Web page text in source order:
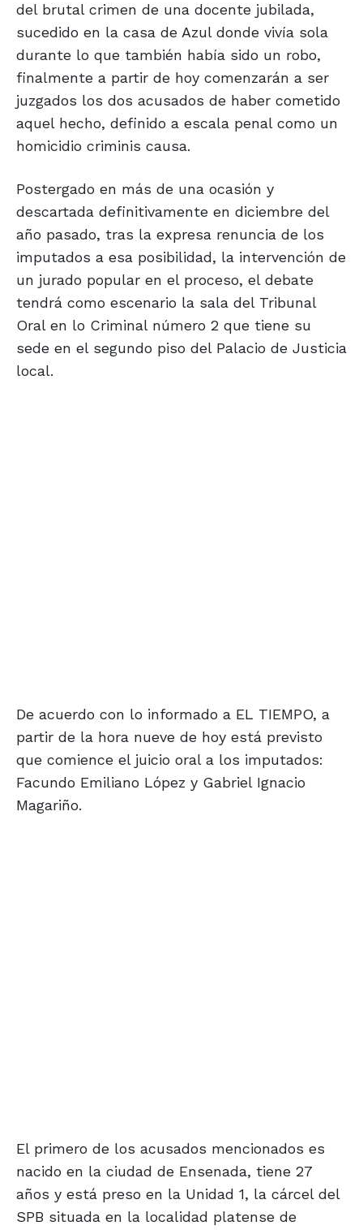
del brutal crimen de una docente jubilada,
sucedido en la casa de Azul donde vivía sola
durante lo que también había sido un robo,
finalmente a partir de hoy comenzarán a ser
juzgados los dos acusados de haber cometido
aquel hecho, definido a escala penal como un
homicidio criminis causa.
Postergado en más de una ocasión y
descartada definitivamente en diciembre del
año pasado, tras la expresa renuncia de los
imputados a esa posibilidad, la intervención de
un jurado popular en el proceso, el debate
tendrá como escenario la sala del Tribunal
Oral en lo Criminal número 2 que tiene su
sede en el segundo piso del Palacio de Justicia
local.
De acuerdo con lo informado a EL TIEMPO, a
partir de la hora nueve de hoy está previsto
que comience el juicio oral a los imputados:
Facundo Emiliano López y Gabriel Ignacio
Magariño.
El primero de los acusados mencionados es
nacido en la ciudad de Ensenada, tiene 27
años y está preso en la Unidad 1, la cárcel del
SPB situada en la localidad platense de